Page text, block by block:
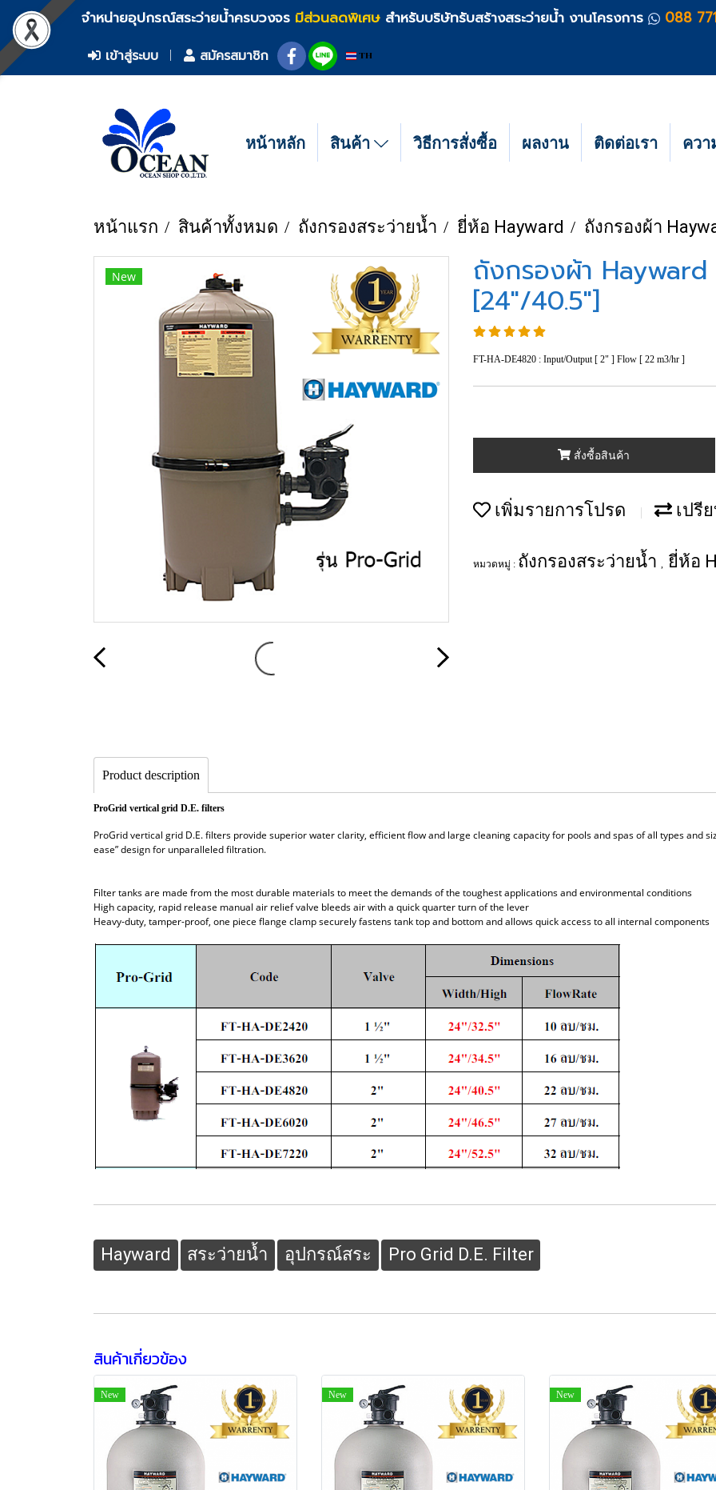
จำหน่ายอุปกรณ์สระว่ายน้ำครบวงจร มีส่วนลดพิเศษ สำหรับบริษัทรับสร้างสระว่ายน้ำ งานโครงการ 088
เข้าสู่ระบบ สมัครสมาชิก TH
หน้าหลัก สินค้า วิธีการสั่งซื้อ ผลงาน ติดต่อเรา ควา
หน้าแรก สินค้าทั้งหมด ถังกรองสระว่ายน้ำ ยี่ห้อ Hayward ถังกรองผ้า
New ถังกรองผ้า
[24"/40.5"]
FT-HA-DE4820 : Input/Output [ 2" ] Flow [ 22 m3/hr ]
สั่งซื้อสินค้า
เพิ่มรายการโปรด เปรี
หมวดหมู่ : ถังกรองสระว่ายน้ำ ยี่ห้อ
Product description
ProGrid vertical grid D.E. filters
ProGrid vertical grid D.E. filters provide superior water clarity, efficient flow and large cleaning capacity for pools and spas of all types and
ease” design for unparalleled filtration.
Filter tanks are made from the most durable materials to meet the demands of the toughest applications and environmental conditions
High capacity, rapid release manual air relief valve bleeds air with a quick quarter turn of the lever
Heavy-duty, tamper-proof, one piece flange clamp securely fastens tank top and bottom and allows quick access to all internal components
Hayward สระว่ายน้ำ อุปกรณ์สระ Pro Grid D.E. Filter
สินค้าเกี่ยวข้อง
New New New